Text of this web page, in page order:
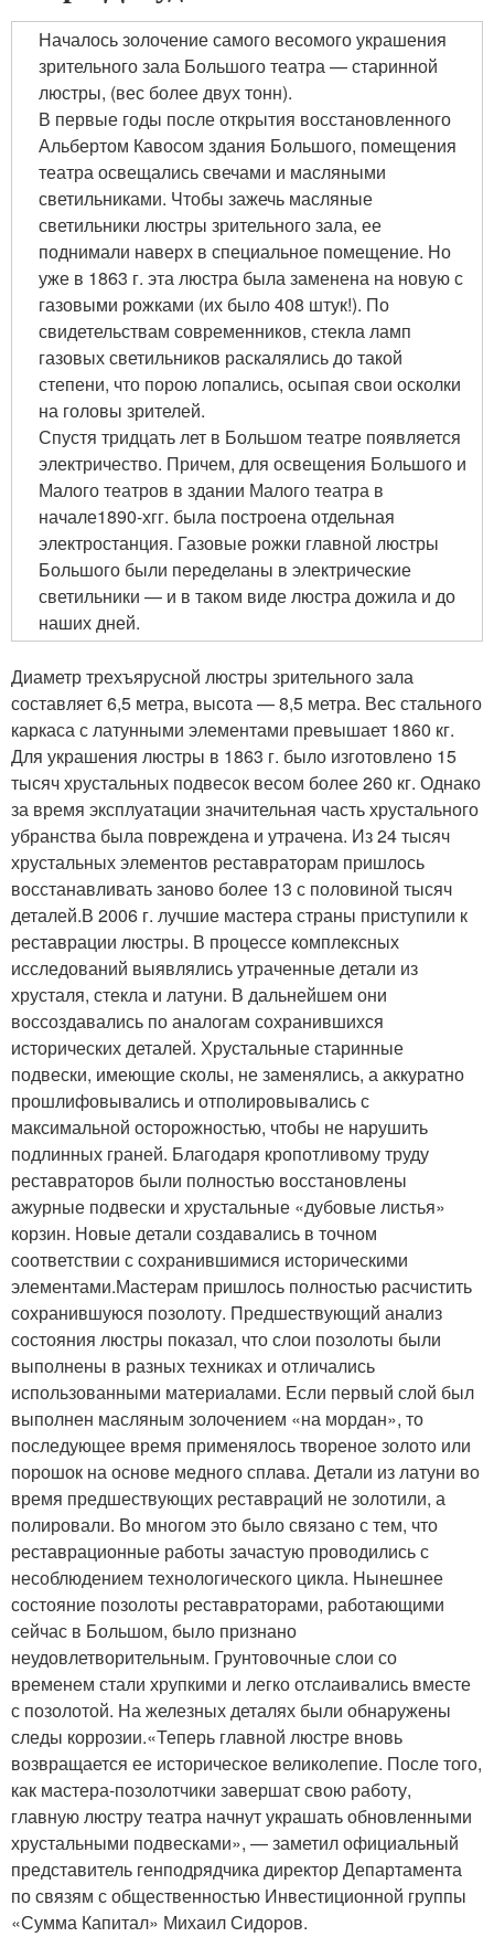
Началось золочение самого весомого украшения
зрительного зала Большого театра — старинной
люстры, (вес более двух тонн).
В первые годы после открытия восстановленного
Альбертом Кавосом здания Большого, помещения
театра освещались свечами и масляными
светильниками. Чтобы зажечь масляные
светильники люстры зрительного зала, ее
поднимали наверх в специальное помещение. Но
уже в 1863 г. эта люстра была заменена на новую с
газовыми рожками (их было 408 штук!). По
свидетельствам современников, стекла ламп
газовых светильников раскалялись до такой
степени, что порою лопались, осыпая свои осколки
на головы зрителей.
Спустя тридцать лет в Большом театре появляется
электричество. Причем, для освещения Большого и
Малого театров в здании Малого театра в
начале1890-хгг. была построена отдельная
электростанция. Газовые рожки главной люстры
Большого были переделаны в электрические
светильники — и в таком виде люстра дожила и до
наших дней.
Диаметр трехъярусной люстры зрительного зала
составляет 6,5 метра, высота — 8,5 метра. Вес стального
каркаса с латунными элементами превышает 1860 кг.
Для украшения люстры в 1863 г. было изготовлено 15
тысяч хрустальных подвесок весом более 260 кг. Однако
за время эксплуатации значительная часть хрустального
убранства была повреждена и утрачена. Из 24 тысяч
хрустальных элементов реставраторам пришлось
восстанавливать заново более 13 с половиной тысяч
деталей.В 2006 г. лучшие мастера страны приступили к
реставрации люстры. В процессе комплексных
исследований выявлялись утраченные детали из
хрусталя, стекла и латуни. В дальнейшем они
воссоздавались по аналогам сохранившихся
исторических деталей. Хрустальные старинные
подвески, имеющие сколы, не заменялись, а аккуратно
прошлифовывались и отполировывались с
максимальной осторожностью, чтобы не нарушить
подлинных граней. Благодаря кропотливому труду
реставраторов были полностью восстановлены
ажурные подвески и хрустальные «дубовые листья»
корзин. Новые детали создавались в точном
соответствии с сохранившимися историческими
элементами.Мастерам пришлось полностью расчистить
сохранившуюся позолоту. Предшествующий анализ
состояния люстры показал, что слои позолоты были
выполнены в разных техниках и отличались
использованными материалами. Если первый слой был
выполнен масляным золочением «на мордан», то
последующее время применялось твореное золото или
порошок на основе медного сплава. Детали из латуни во
время предшествующих реставраций не золотили, а
полировали. Во многом это было связано с тем, что
реставрационные работы зачастую проводились с
несоблюдением технологического цикла. Нынешнее
состояние позолоты реставраторами, работающими
сейчас в Большом, было признано
неудовлетворительным. Грунтовочные слои со
временем стали хрупкими и легко отслаивались вместе
с позолотой. На железных деталях были обнаружены
следы коррозии.«Теперь главной люстре вновь
возвращается ее историческое великолепие. После того,
как мастера-позолотчики завершат свою работу,
главную люстру театра начнут украшать обновленными
хрустальными подвесками», — заметил официальный
представитель генподрядчика директор Департамента
по связям с общественностью Инвестиционной группы
«Сумма Капитал» Михаил Сидоров.